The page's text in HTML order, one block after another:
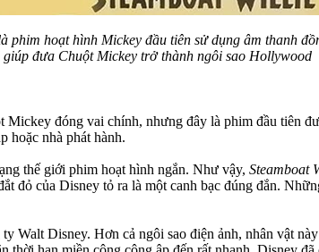
phim hoạt hình Mickey đầu tiên sử dụng âm thanh
đưa Chuột Mickey trở thành ngôi sao Hollywood
đóng vai chính, nhưng đây là phim đầu tiên
hoặc nhà phát hành.
thế giới phim hoạt hình ngắn. Như vậy, Steamboat
đỏ của Disney tỏ ra là một canh bạc đúng đắn.
Walt Disney. Hơn cả ngôi sao điện ảnh, nhân vật